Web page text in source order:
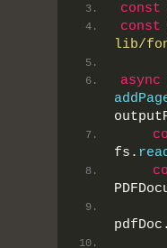
const
const
lib/
async
fs.
pdfDoc.